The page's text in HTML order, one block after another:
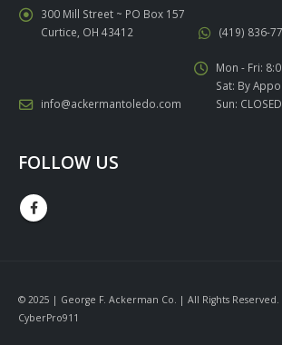
300 Mill Street ~ PO Box 157
Curtice, OH 43412
(419) 836-
info@ackermantoledo.com
Mon - Fri:
Sat: By
Sun:
FOLLOW US
© 2025 | George F. Ackerman Co. | All Rights
CyberPro911